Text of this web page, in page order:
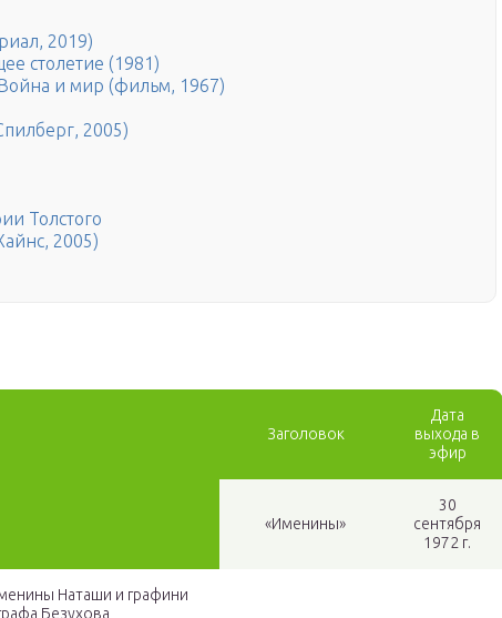
2019)
столетие (1981)
и мир (фильм, 1967)
2005)
Толстого
2005)
Заголовок
Дата
выхода в
эфир
«Именины»
30
сентября
1972 г.
Наташи и графини
Безухова